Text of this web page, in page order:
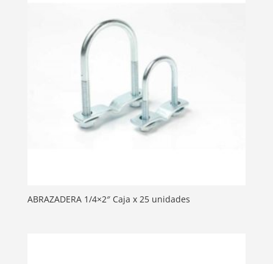
ABRAZADERA 1/4×2″ Caja x 25 unidades